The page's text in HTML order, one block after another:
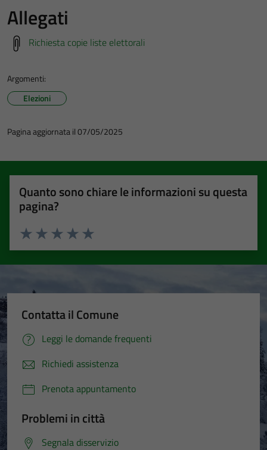
Allegati
Richiesta copie liste elettorali
Argomenti:
Elezioni
Pagina aggiornata il 07/05/2025
Quanto sono chiare le informazioni su questa
pagina?
Valuta 5 stelle su 5
Valuta 4 stelle su 5
Valuta 3 stelle su 5
Valuta 2 stelle su 5
Valuta 1 stelle su 5
Contatta il Comune
Leggi le domande frequenti
Richiedi assistenza
Prenota appuntamento
Problemi in città
Segnala disservizio